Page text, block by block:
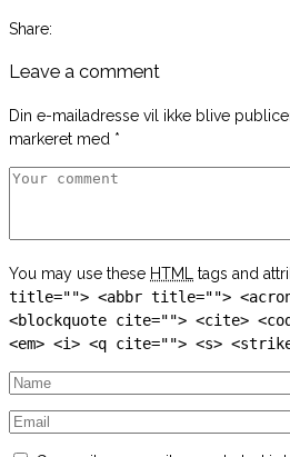
Share:
Leave a comment
Din e-mailadresse vil ikke blive
markeret med *
You may use these HTML tags and
title=""> <abbr title="">
<blockquote cite=""> <cite>
<em> <i> <q cite=""> <s>